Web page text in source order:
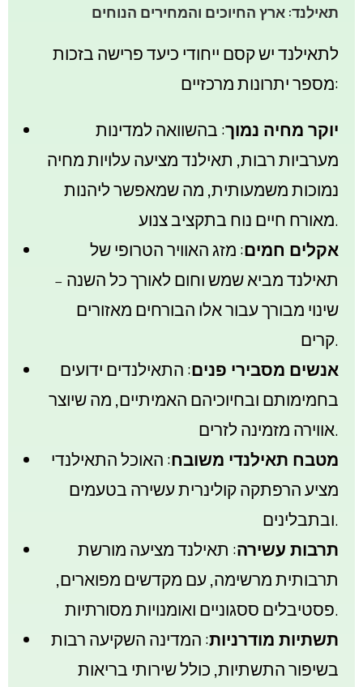
תאילנד: ארץ החיוכים והמחירים הנוחים
לתאילנד יש קסם ייחודי כיעד פרישה בזכות
מספר יתרונות מרכזיים:
יוקר מחיה נמוך: בהשוואה למדינות
מערביות רבות, תאילנד מציעה עלויות מחיה
נמוכות משמעותית, מה שמאפשר ליהנות
מאורח חיים נוח בתקציב צנוע.
אקלים חמים: מזג האוויר הטרופי של
תאילנד מביא שמש וחום לאורך כל השנה –
שינוי מבורך עבור אלו הבורחים מאזורים
קרים.
אנשים מסבירי פנים: התאילנדים ידועים
בחמימותם ובחיוכיהם האמיתיים, מה שיוצר
אווירה מזמינה לזרים.
מטבח תאילנדי משובח: האוכל התאילנדי
מציע הרפתקה קולינרית עשירה בטעמים
ובתבלינים.
תרבות עשירה: תאילנד מציעה מורשת
תרבותית מרשימה, עם מקדשים מפוארים,
פסטיבלים ססגוניים ואומנויות מסורתיות.
תשתיות מודרניות: המדינה השקיעה רבות
בשיפור התשתיות, כולל שירותי בריאות